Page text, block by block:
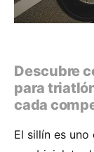
Descubre
para
cada
El sillín es